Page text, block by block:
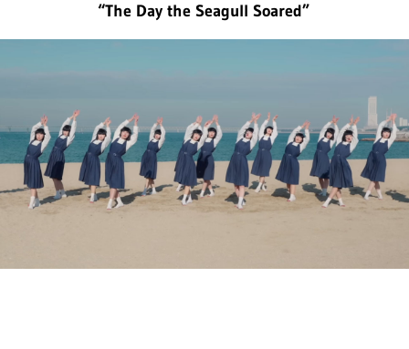
“The Day the Seagull Soared”